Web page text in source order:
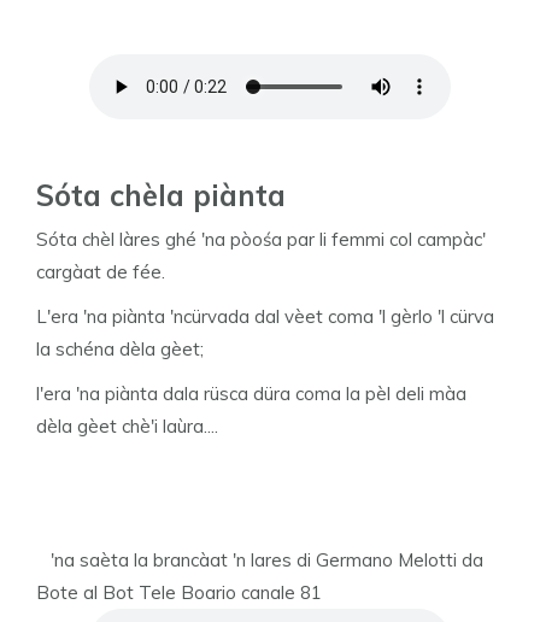
Sóta chèla piànta
Sóta chèl làres ghé 'na pòośa par li femmi col campàc'
cargàat de fée.
L'era 'na piànta 'ncürvada dal vèet coma 'l gèrlo 'l cürva
la schéna dèla gèet;
l'era 'na piànta dala rüsca düra coma la pèl deli màa
dèla gèet chè'i laùra....
'na saèta la brancàat 'n lares di Germano Melotti da
Bote al Bot Tele Boario canale 81